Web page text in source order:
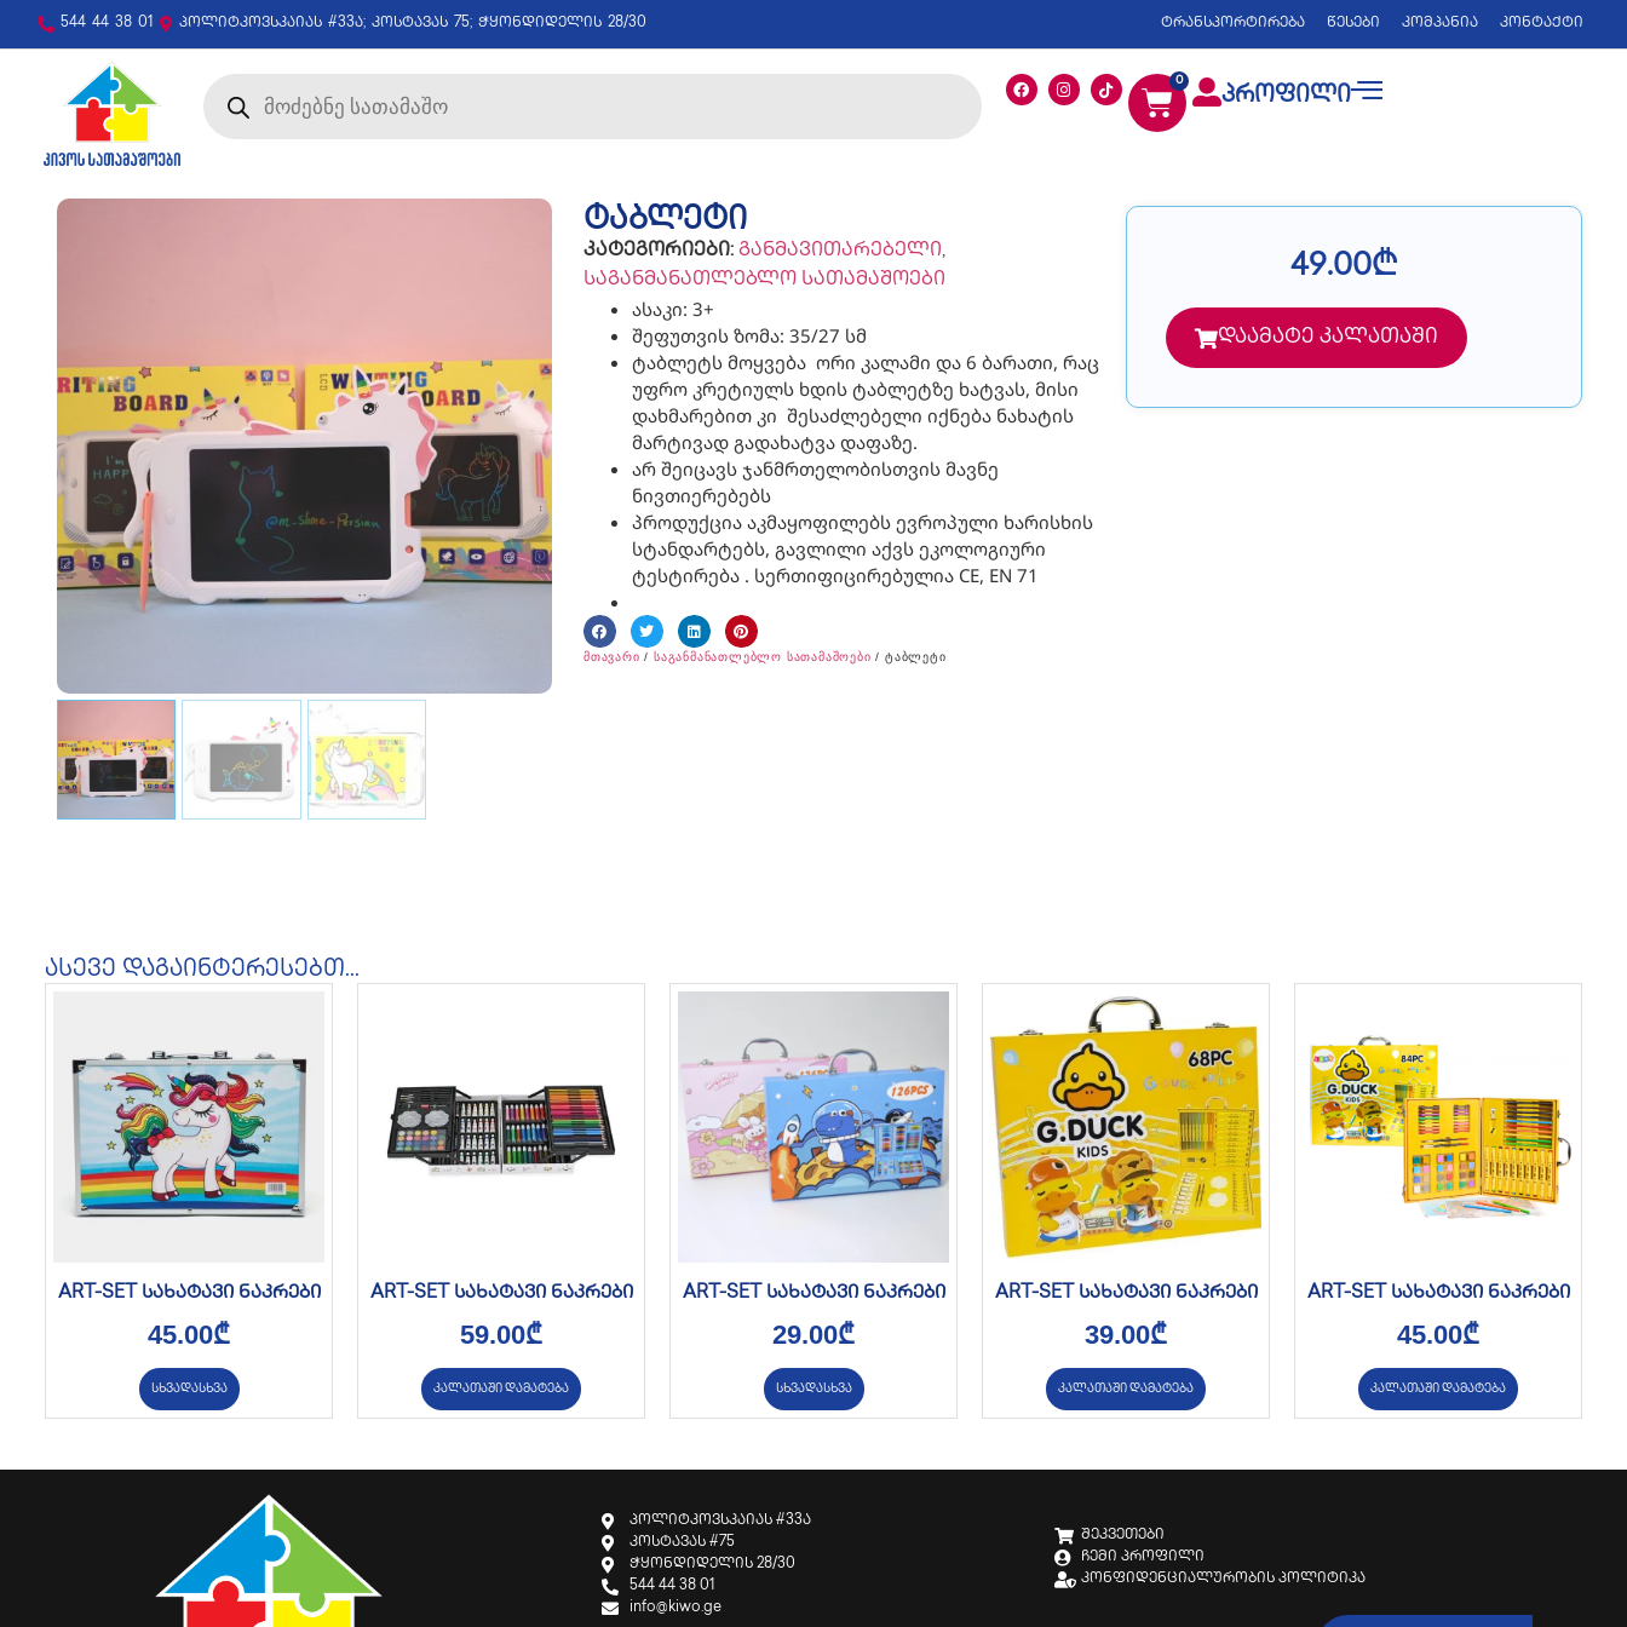
544 44 38 01 პოლიტკოვსკაიას #33ა; კოსტავას 75; ჭყონდიდელის 28/30 ტრანსპორტირება წესები კომპანია კონტაქტი
0
პროფილი
ტაბლეტი
კატეგორიები: განმავითარებელი,
საგანმანათლებლო სათამაშოები
ასაკი: 3+
შეფუთვის ზომა: 35/27 სმ
ტაბლეტს მოყვება ორი კალამი და 6 ბარათი, რაც
უფრო კრეტიულს ხდის ტაბლეტზე ხატვას, მისი
დახმარებით კი შესაძლებელი იქნება ნახატის
მარტივად გადახატვა დაფაზე.
არ შეიცავს ჯანმრთელობისთვის მავნე
ნივთიერებებს
პროდუქცია აკმაყოფილებს ევროპული ხარისხის
სტანდარტებს, გავლილი აქვს ეკოლოგიური
ტესტირება . სერთიფიცირებულია CE, EN 71
მთავარი / საგანმანათლებლო სათამაშოები / ტაბლეტი
49.00₾
დაამატე კალათაში
ასევე დაგაინტერესებთ...
ART-SET სახატავი ნაკრები
45.00₾
სხვადასხვა
ART-SET სახატავი ნაკრები
59.00₾
კალათაში დამატება
ART-SET სახატავი ნაკრები
29.00₾
სხვადასხვა
ART-SET სახატავი ნაკრები
39.00₾
კალათაში დამატება
ART-SET სახატავი ნაკრები
45.00₾
კალათაში დამატება
პოლიტკოვსკაიას #33ა
კოსტავას #75
ჭყონდიდელის 28/30
544 44 38 01
info@kiwo.ge
შეკვეთები
ჩემი პროფილი
კონფიდენციალურობის პოლიტიკა